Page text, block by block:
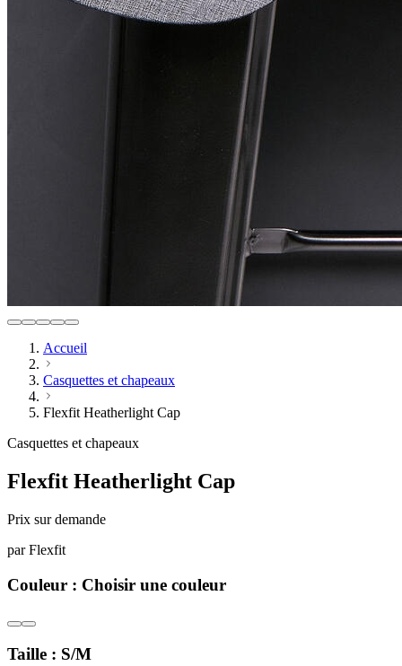
Accueil
Casquettes et chapeaux
Flexfit Heatherlight Cap
Casquettes et chapeaux
Flexfit Heatherlight Cap
Prix sur demande
par Flexfit
Couleur : Choisir une couleur
Taille : S/M